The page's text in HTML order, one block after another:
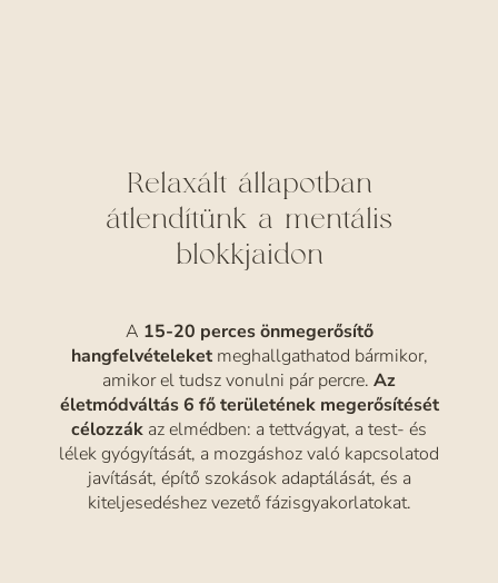
Relaxált állapotban
átlendítünk a mentális
blokkjaidon
A 15-20 perces önmegerősítő
hangfelvételeket meghallgathatod bármikor,
amikor el tudsz vonulni pár percre. Az
életmódváltás 6 fő területének megerősítését
célozzák az elmédben: a tettvágyat, a test- és
lélek gyógyítását, a mozgáshoz való kapcsolatod
javítását, építő szokások adaptálását, és a
kiteljesedéshez vezető fázisgyakorlatokat.